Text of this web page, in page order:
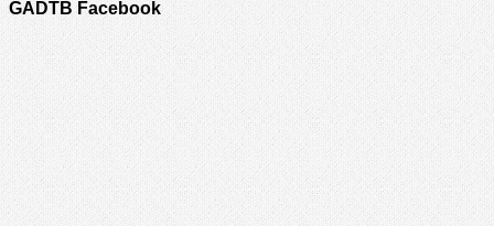
GADTB Facebook